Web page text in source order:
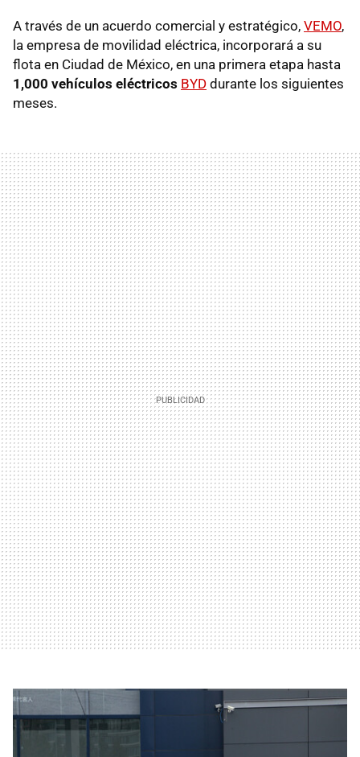
A través de un acuerdo comercial y estratégico, VEMO,
la empresa de movilidad eléctrica, incorporará a su
flota en Ciudad de México, en una primera etapa hasta
1,000 vehículos eléctricos BYD durante los siguientes
meses.